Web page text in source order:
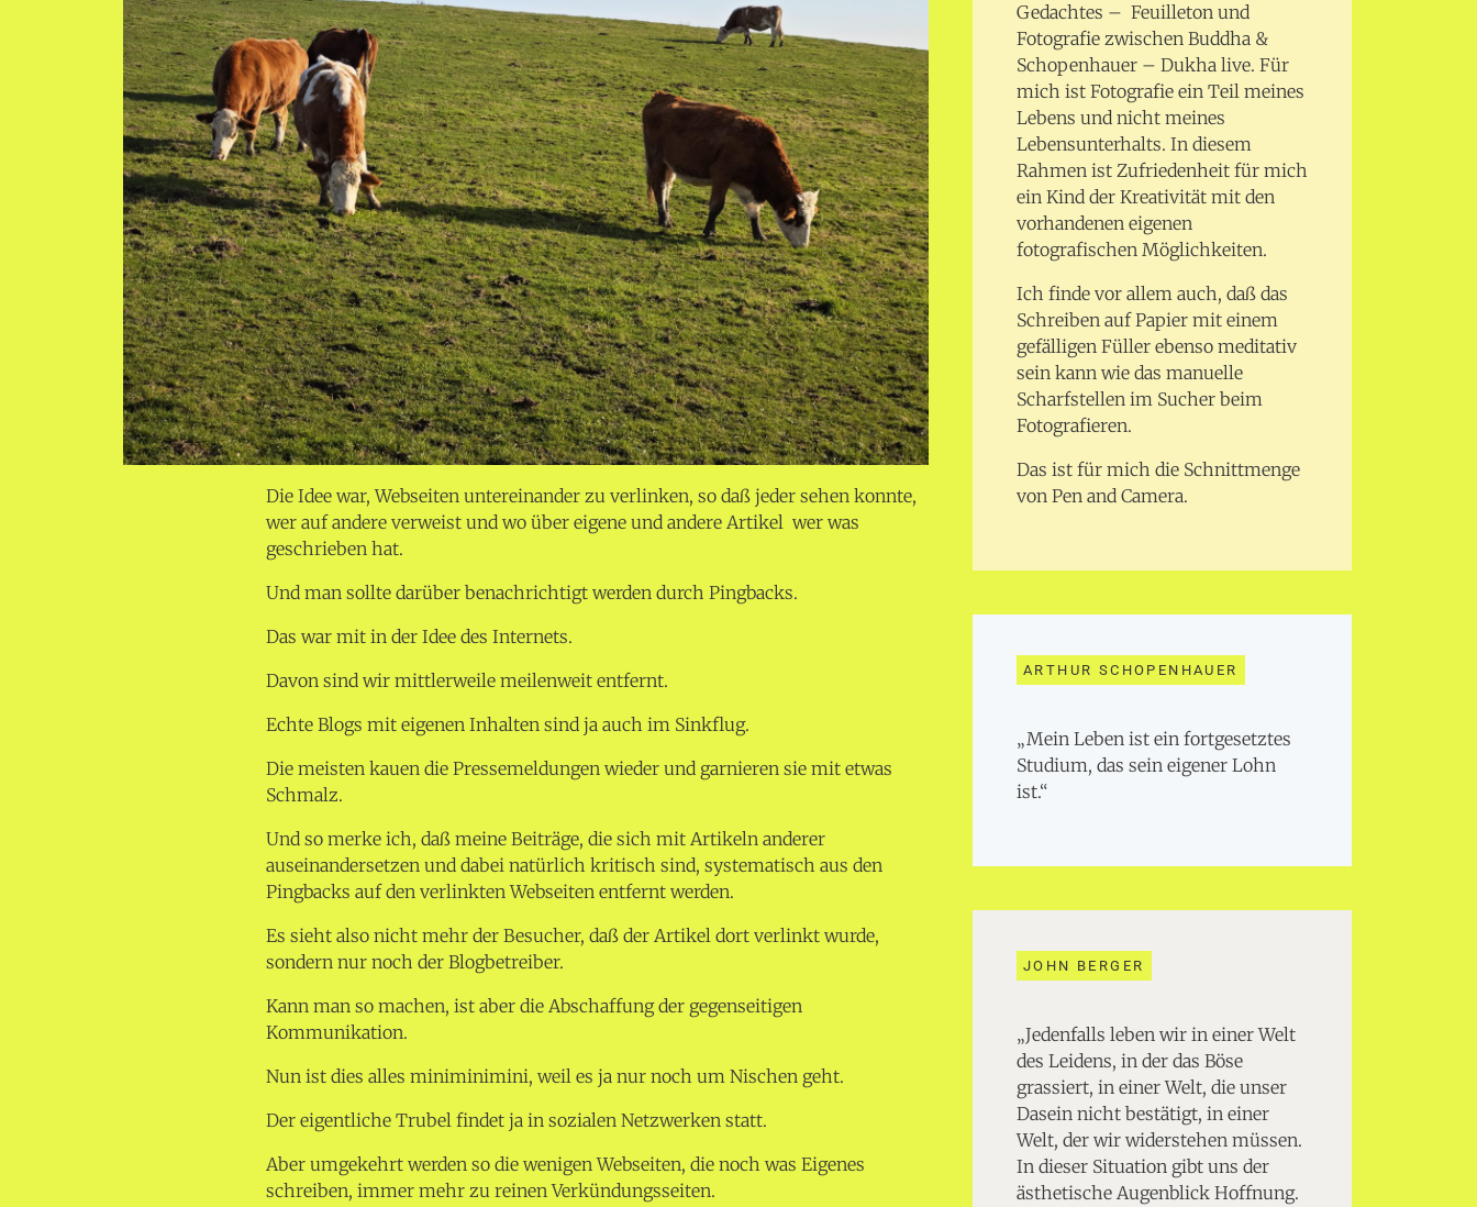
Die Idee war, Webseiten untereinander zu verlinken, so daß jeder sehen konnte,
wer auf andere verweist und wo über eigene und andere Artikel wer was
geschrieben hat.
Und man sollte darüber benachrichtigt werden durch Pingbacks.
Das war mit in der Idee des Internets.
Davon sind wir mittlerweile meilenweit entfernt.
Echte Blogs mit eigenen Inhalten sind ja auch im Sinkflug.
Die meisten kauen die Pressemeldungen wieder und garnieren sie mit etwas
Schmalz.
Und so merke ich, daß meine Beiträge, die sich mit Artikeln anderer
auseinandersetzen und dabei natürlich kritisch sind, systematisch aus den
Pingbacks auf den verlinkten Webseiten entfernt werden.
Es sieht also nicht mehr der Besucher, daß der Artikel dort verlinkt wurde,
sondern nur noch der Blogbetreiber.
Kann man so machen, ist aber die Abschaffung der gegenseitigen
Kommunikation.
Nun ist dies alles miniminimini, weil es ja nur noch um Nischen geht.
Der eigentliche Trubel findet ja in sozialen Netzwerken statt.
Aber umgekehrt werden so die wenigen Webseiten, die noch was Eigenes
schreiben, immer mehr zu reinen Verkündungsseiten.
Gedachtes – Feuilleton und
Fotografie zwischen Buddha &
Schopenhauer – Dukha live. Für
mich ist Fotografie ein Teil meines
Lebens und nicht meines
Lebensunterhalts. In diesem
Rahmen ist Zufriedenheit für mich
ein Kind der Kreativität mit den
vorhandenen eigenen
fotografischen Möglichkeiten.
Ich finde vor allem auch, daß das
Schreiben auf Papier mit einem
gefälligen Füller ebenso meditativ
sein kann wie das manuelle
Scharfstellen im Sucher beim
Fotografieren.
Das ist für mich die Schnittmenge
von Pen and Camera.
ARTHUR SCHOPENHAUER
„Mein Leben ist ein fortgesetztes
Studium, das sein eigener Lohn
ist.“
JOHN BERGER
„Jedenfalls leben wir in einer Welt
des Leidens, in der das Böse
grassiert, in einer Welt, die unser
Dasein nicht bestätigt, in einer
Welt, der wir widerstehen müssen.
In dieser Situation gibt uns der
ästhetische Augenblick Hoffnung.